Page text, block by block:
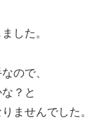
した。
ので、
？と
ませんでした。